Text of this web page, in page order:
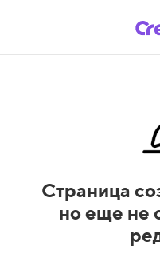
Страница
но еще не